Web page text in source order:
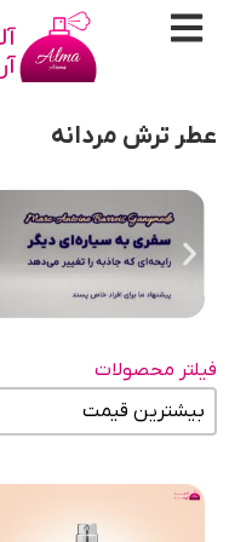
عطر ترش مردانه
فیلتر محصولات
مرتب سازی محتوا